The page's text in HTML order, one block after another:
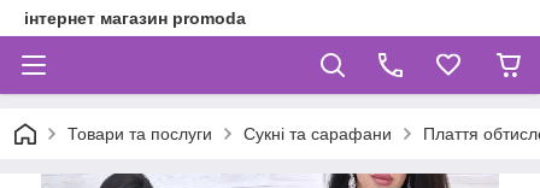
інтернет магазин promoda
Товари та послуги Сукні та сарафани Плаття